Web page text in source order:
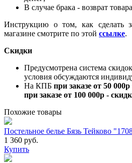
В случае брака - возврат
Инструкцию о том, как сделать
магазине смотрите по этой ссылке.
Скидки
Предусмотрена система
условия обсуждаются
На КПБ при заказе от 50
при заказе от 100 000р -
Похожие товары
Постельное белье Бязь Тейково
1 360 руб.
Купить